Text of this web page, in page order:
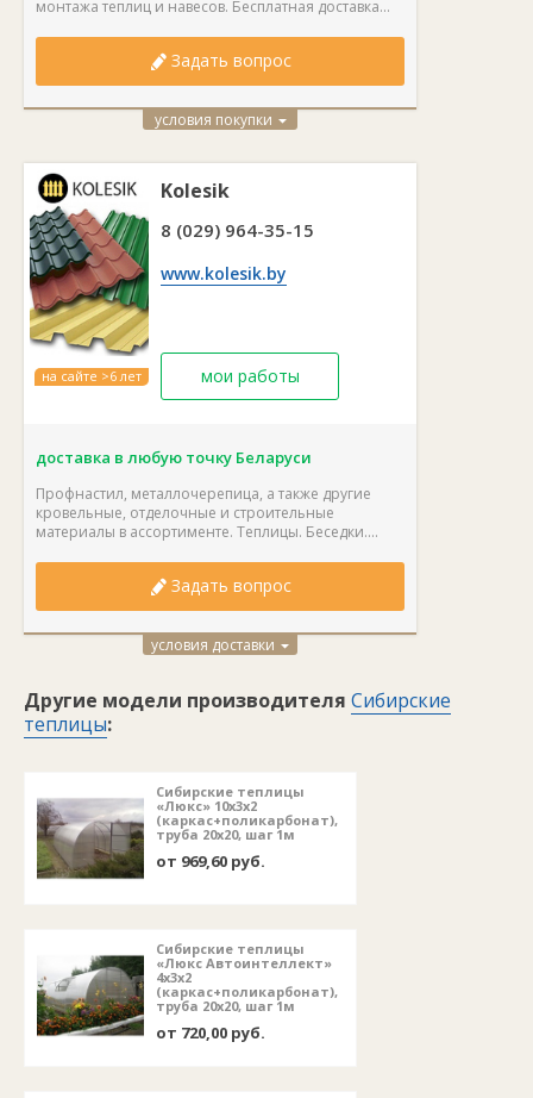
монтажа теплиц и навесов. Бесплатная доставка...
Задать вопрос
условия покупки
на сайте >6 лет
Kolesik
8 (029) 964-35-15
www.kolesik.by
мои работы
доставка в любую точку Беларуси
Профнастил, металлочерепица, а также другие
кровельные, отделочные и строительные
материалы в ассортименте. Теплицы. Беседки....
Задать вопрос
условия доставки
Другие модели производителя Сибирские
теплицы:
Сибирские теплицы
«Люкс» 10х3х2
(каркас+поликарбонат),
труба 20х20, шаг 1м
от 969,60 руб.
Сибирские теплицы
«Люкс Автоинтеллект»
4х3х2
(каркас+поликарбонат),
труба 20х20, шаг 1м
от 720,00 руб.